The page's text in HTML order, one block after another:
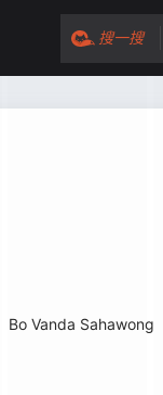
搜一搜
Bo Vanda Sahawong